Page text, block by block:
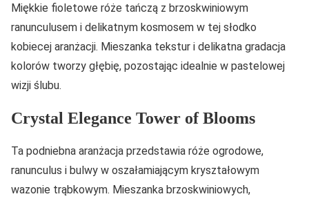
Miękkie fioletowe róże tańczą z brzoskwiniowym
ranunculusem i delikatnym kosmosem w tej słodko
kobiecej aranżacji. Mieszanka tekstur i delikatna gradacja
kolorów tworzy głębię, pozostając idealnie w pastelowej
wizji ślubu.
Crystal Elegance Tower of Blooms
Ta podniebna aranżacja przedstawia róże ogrodowe,
ranunculus i bulwy w oszałamiającym kryształowym
wazonie trąbkowym. Mieszanka brzoskwiniowych,